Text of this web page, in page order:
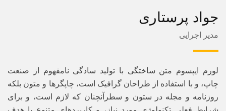
جواد پرستاری
مدیر اجرایی
لورم ایپسوم متن ساختگی با تولید سادگی نامفهوم از صنعت
چاپ، و با استفاده از طراحان گرافیک است، چاپگرها و متون بلکه
روزنامه و مجله در ستون و سطرآنچنان که لازم است، و برای